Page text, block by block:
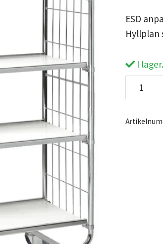
ESD
Hyllplan
I lager.